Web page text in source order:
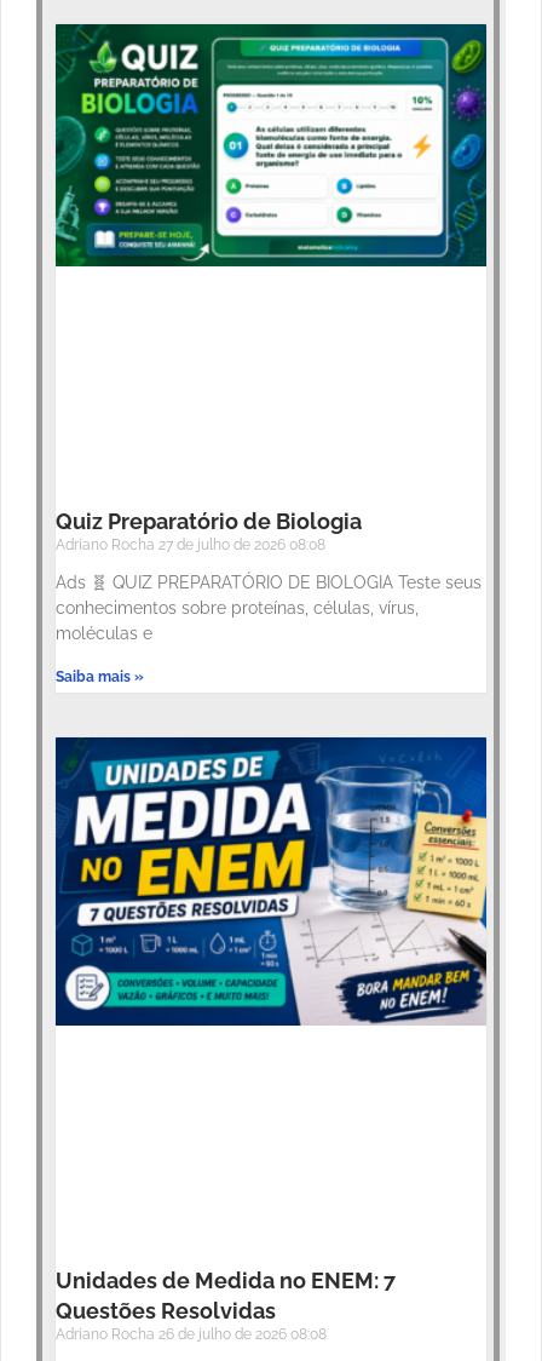
Quiz Preparatório de Biologia
Adriano Rocha 27 de julho de 2026 08:08
Ads 🧬 QUIZ PREPARATÓRIO DE BIOLOGIA Teste seus
conhecimentos sobre proteínas, células, vírus,
moléculas e
Saiba mais »
Unidades de Medida no ENEM: 7
Questões Resolvidas
Adriano Rocha 26 de julho de 2026 08:08